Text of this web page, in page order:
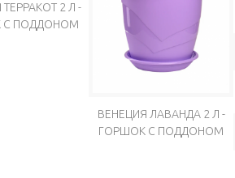
2 Л -
С ПОДДОНОМ
ВЕНЕЦИЯ ЛАВАНДА 2 Л -
ГОРШОК С ПОДДОНОМ